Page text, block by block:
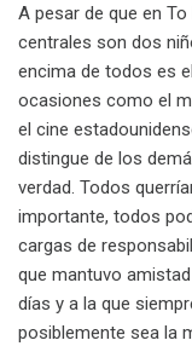
A pesar de que en
centrales son dos
encima de todos es
ocasiones como el
el cine
distingue de los
verdad. Todos
importante, todos
cargas de
que mantuvo
días y a la que
posiblemente sea la